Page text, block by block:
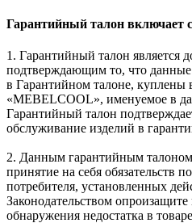
Гарантийный талон включает
1. Гарантийный талон является
подтверждающим то, что
в Гарантийном талоне, куплены
«MEBELCOOL», именуемое в
Гарантийный талон
обслуживание изделий в
2. Данным гарантийным
принятие на себя обязательств
потребителя, установленных
Законодательством
обнаружения недостатка в